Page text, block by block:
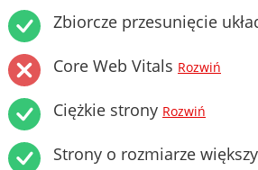
Zbiorcze przesunięcie
Core Web Vitals Rozwiń
Ciężkie strony Rozwiń
Strony o rozmiarze